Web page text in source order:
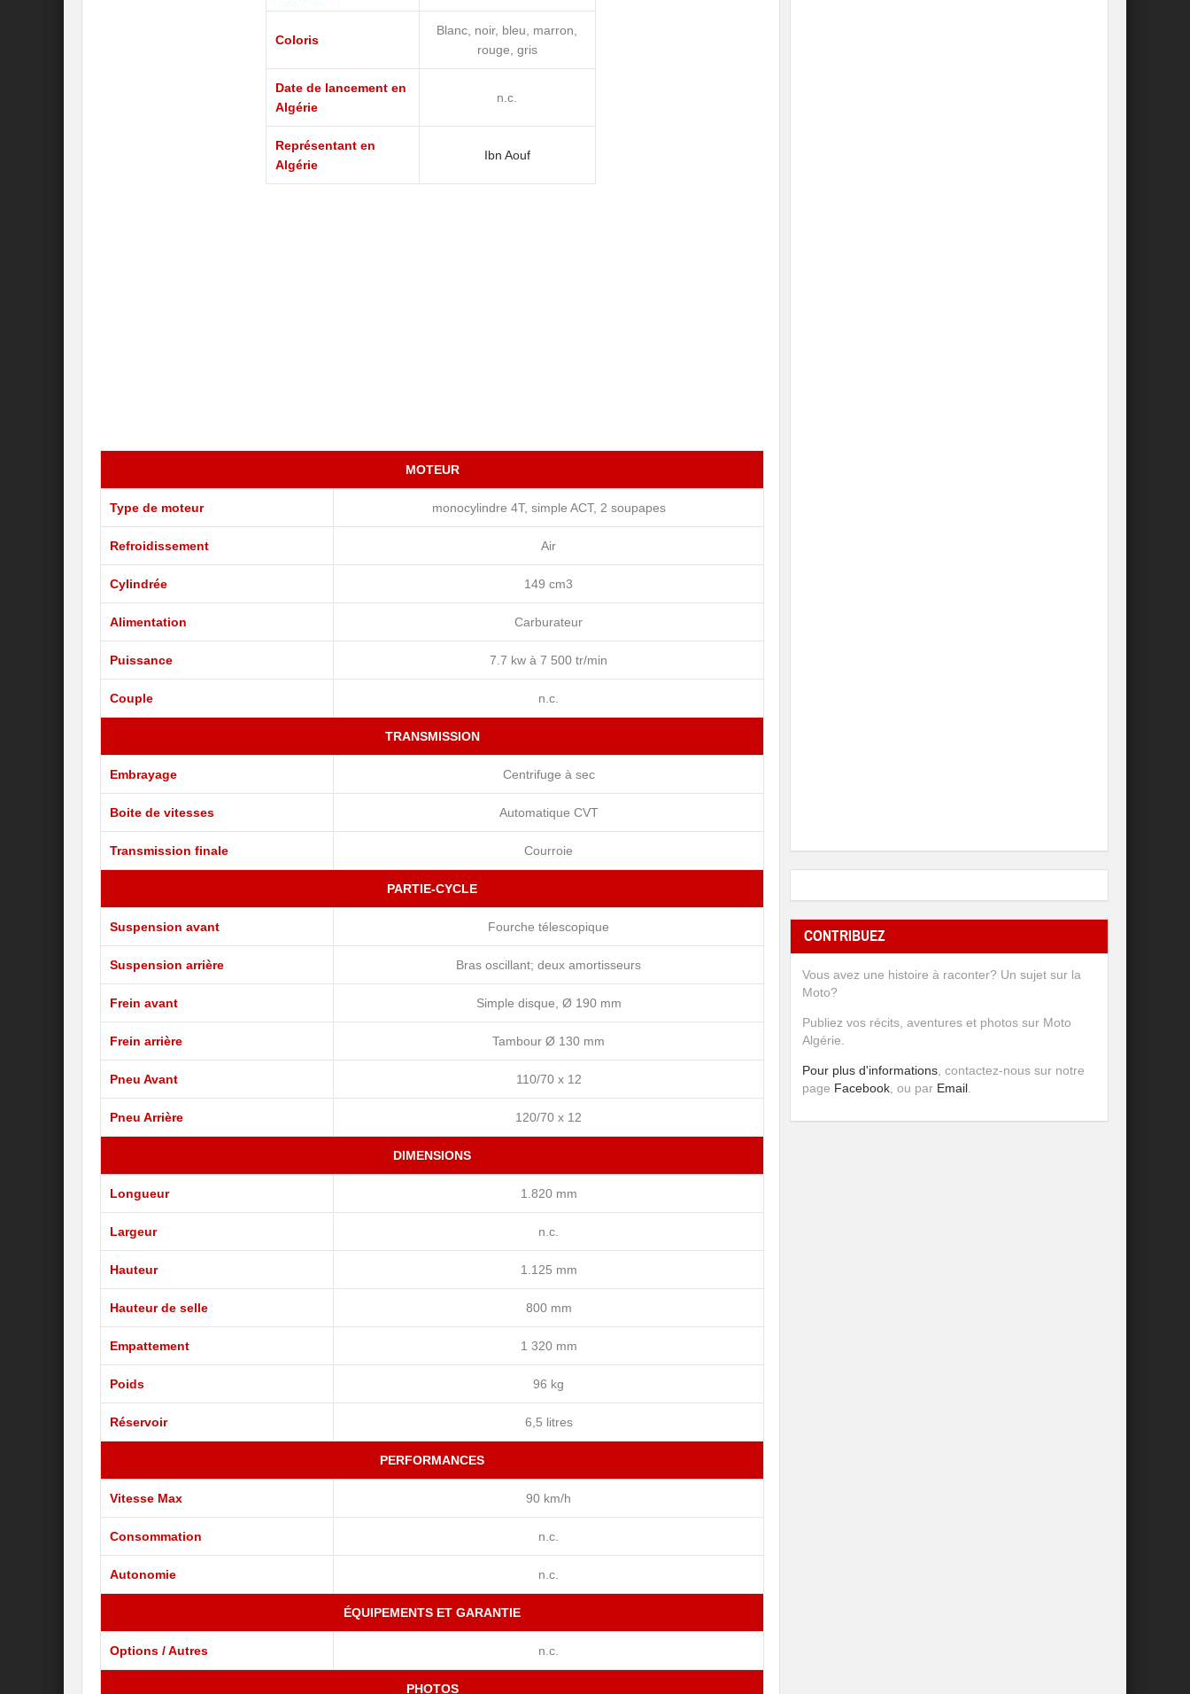
Coloris
Blanc, noir, bleu, marron,
rouge, gris
Date de lancement en
Algérie
n.c.
Représentant en
Algérie
Ibn Aouf
MOTEUR
Type de moteur monocylindre 4T, simple ACT, 2 soupapes
Refroidissement Air
Cylindrée 149 cm3
Alimentation Carburateur
Puissance 7.7 kw à 7 500 tr/min
Couple n.c.
TRANSMISSION
Embrayage Centrifuge à sec
Boite de vitesses Automatique CVT
Transmission finale Courroie
PARTIE-CYCLE
Suspension avant Fourche télescopique
Suspension arrière Bras oscillant; deux amortisseurs
Frein avant Simple disque, Ø 190 mm
Frein arrière Tambour Ø 130 mm
Pneu Avant 110/70 x 12
Pneu Arrière 120/70 x 12
DIMENSIONS
Longueur 1.820 mm
Largeur n.c.
Hauteur 1.125 mm
Hauteur de selle 800 mm
Empattement 1 320 mm
Poids 96 kg
Réservoir 6,5 litres
PERFORMANCES
Vitesse Max 90 km/h
Consommation n.c.
Autonomie n.c.
ÉQUIPEMENTS ET GARANTIE
Options / Autres n.c.
PHOTOS
CONTRIBUEZ
Vous avez une histoire à raconter? Un sujet sur la
Moto?
Publiez vos récits, aventures et photos sur Moto
Algérie.
Pour plus d'informations , contactez-nous sur notre
page Facebook , ou par Email